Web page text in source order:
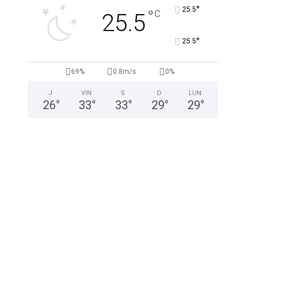
25.5°C 25.5°
25.5°
69% 0.8m/s 0%
J
26°
VIN
33°
S
33°
D
29°
LUN
29°